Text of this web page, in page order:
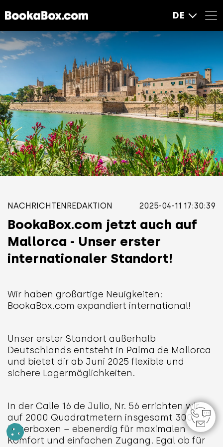
DE
NACHRICHTENREDAKTION 2025-04-11 17:30:39
BookaBox.com jetzt auch auf
Mallorca - Unser erster
internationaler Standort!
Wir haben großartige Neuigkeiten:
BookaBox.com expandiert international!
Unser erster Standort außerhalb
Deutschlands entsteht in Palma de Mallorca
und bietet dir ab Juni 2025 flexible und
sichere Lagermöglichkeiten.
In der Calle 16 de Julio, Nr. 56 errichten wir
auf 2000 Quadratmetern insgesamt 300
Lagerboxen – ebenerdig für maximalen
Komfort und einfachen Zugang. Egal ob für